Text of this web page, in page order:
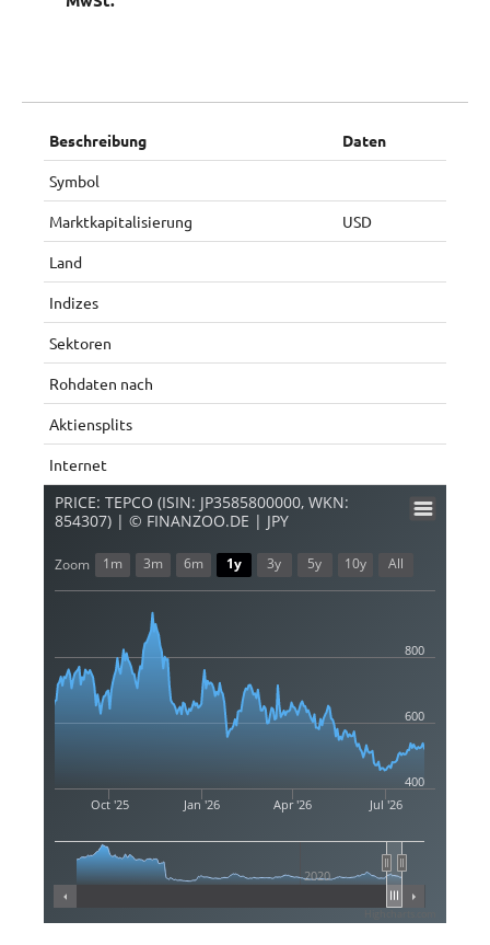
Beschreibung Daten
Symbol
Marktkapitalisierung USD
Land
Indizes
Sektoren
Rohdaten nach
Aktiensplits
Internet
PRICE: TEPCO (ISIN: JP3585800000, WKN:
854307) | © FINANZOO.DE | JPY
Jul '26
Oct '25 Jan '26 Apr '26
2020
400
600
800
Zoom 1m 3m 6m 1y 3y 5y 10y All